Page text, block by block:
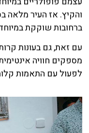
והקיץ. אז העיר מלאה
ברחובות שוקקת
עם זאת, גם בעונות
מספקים חוויה
לפעול עם התאמות